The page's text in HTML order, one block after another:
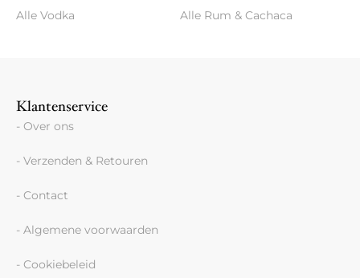
Alle Vodka
Alle Rum & Cachaca
Klantenservice
- Over ons
- Verzenden & Retouren
- Contact
- Algemene voorwaarden
- Cookiebeleid